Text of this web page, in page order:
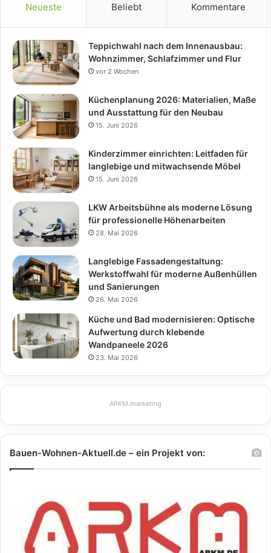
Neueste Beliebt Kommentare
Teppichwahl nach dem Innenausbau:
Wohnzimmer, Schlafzimmer und Flur
vor 2 Wochen
Küchenplanung 2026: Materialien, Maße
und Ausstattung für den Neubau
15. Juni 2026
Kinderzimmer einrichten: Leitfaden für
langlebige und mitwachsende Möbel
15. Juni 2026
LKW Arbeitsbühne als moderne Lösung
für professionelle Höhenarbeiten
28. Mai 2026
Langlebige Fassadengestaltung:
Werkstoffwahl für moderne Außenhüllen
und Sanierungen
26. Mai 2026
Küche und Bad modernisieren: Optische
Aufwertung durch klebende
Wandpaneele 2026
23. Mai 2026
ARKM.marketing
Bauen-Wohnen-Aktuell.de – ein Projekt von: